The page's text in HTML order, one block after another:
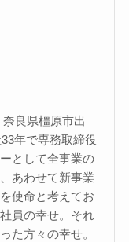
良県橿原市出
年で専務取締役
として全事業の
あわせて新事業
使命と考えてお
員の幸せ。それ
た方々の幸せ。